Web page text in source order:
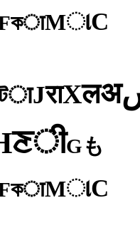
কाMાC
JराXलअ
ਣीGも
কाMાC